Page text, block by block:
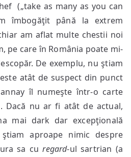
(„take as many as you can
îmbogăţit până la extrem
am aflat multe chestii noi
pe care în România poate mi-
De exemplu, nu ştiam
atât de suspect din punct
îl numeşte într-o carte
Dacă nu ar fi atât de actual,
mai dark dar excepţională
aproape nimic despre
sa curegard-ul sartrian (a